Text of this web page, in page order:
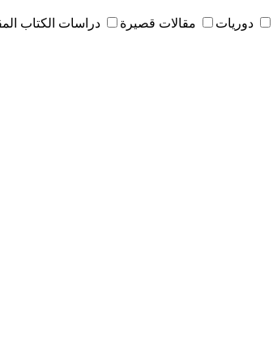
دوريات مقالات قصيرة دراسات الكتاب